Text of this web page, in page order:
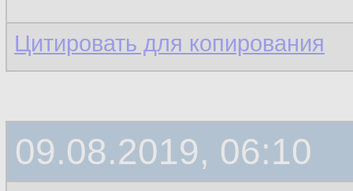
Цитировать для копирования
09.08.2019, 06:10